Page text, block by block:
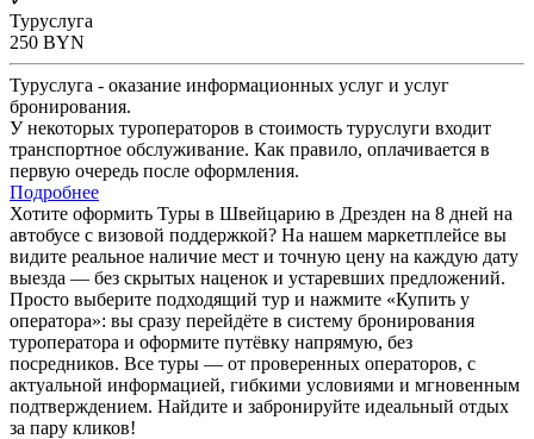
Туруслуга
250 BYN
Туруслуга - оказание информационных услуг и услуг
бронирования.
У некоторых туроператоров в стоимость туруслуги входит
транспортное обслуживание. Как правило, оплачивается в
первую очередь после оформления.
Подробнее
Хотите оформить Туры в Швейцарию в Дрезден на 8 дней на
автобусе с визовой поддержкой? На нашем маркетплейсе вы
видите реальное наличие мест и точную цену на каждую дату
выезда — без скрытых наценок и устаревших предложений.
Просто выберите подходящий тур и нажмите «Купить у
оператора»: вы сразу перейдёте в систему бронирования
туроператора и оформите путёвку напрямую, без
посредников. Все туры — от проверенных операторов, с
актуальной информацией, гибкими условиями и мгновенным
подтверждением. Найдите и забронируйте идеальный отдых
за пару кликов!